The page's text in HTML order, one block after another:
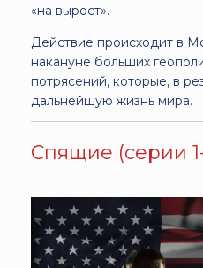
«на вырост».
Действие происходит в
накануне больших
потрясений, которые, в
дальнейшую жизнь мира.
Спящие (серии